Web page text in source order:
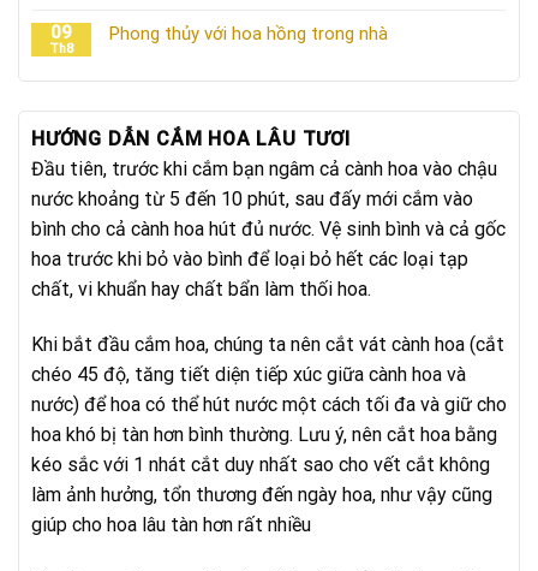
09
Th8
Phong thủy với hoa hồng trong nhà
HƯỚNG DẪN CẮM HOA LÂU TƯƠI
Đầu tiên, trước khi cắm bạn ngâm cả cành hoa vào chậu
nước khoảng từ 5 đến 10 phút, sau đấy mới cắm vào
bình cho cả cành hoa hút đủ nước. Vệ sinh bình và cả gốc
hoa trước khi bỏ vào bình để loại bỏ hết các loại tạp
chất, vi khuẩn hay chất bẩn làm thối hoa.
Khi bắt đầu cắm hoa, chúng ta nên cắt vát cành hoa (cắt
chéo 45 độ, tăng tiết diện tiếp xúc giữa cành hoa và
nước) để hoa có thể hút nước một cách tối đa và giữ cho
hoa khó bị tàn hơn bình thường. Lưu ý, nên cắt hoa bằng
kéo sắc với 1 nhát cắt duy nhất sao cho vết cắt không
làm ảnh hưởng, tổn thương đến ngày hoa, như vậy cũng
giúp cho hoa lâu tàn hơn rất nhiều